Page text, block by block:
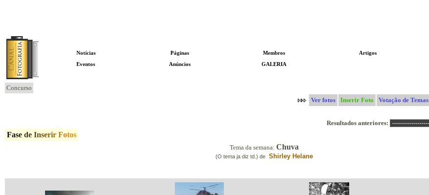
Notícias Páginas Membros Artigos
Eventos Anúncios GALERIA
Concurso
Ver fotos
Inserir Foto Votação de Temas
Resultados anteriores:
Fase de Inserir Fotos
Tema da semana: Chuva
(O tema ja diz td.) de Shirley Helane